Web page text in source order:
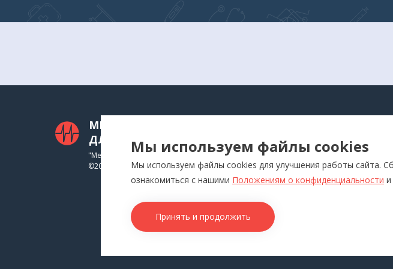
МЕДТЕХНИКА
ДЛЯ ВАС
"Медтехника для Вас"
©2026
Приборы для самоконтроля
Ингаляторы
Физиотерапевтические аппараты
Аппликаторы
Изделия медназначения
Мы используем файлы cookies
Мы используем файлы cookies для улучшения работы сайта.
ознакомиться с нашими Положениям о конфиденциальности
Принять и продолжить